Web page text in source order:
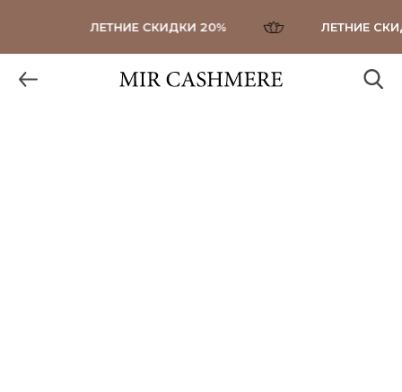
ЛЕТНИЕ СКИДКИ 20% ЛЕТНИЕ